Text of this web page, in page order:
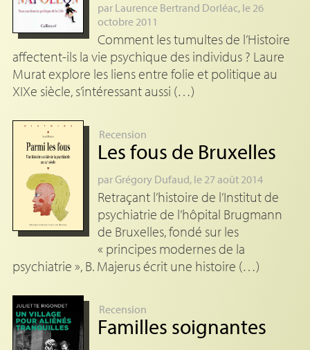
par Laurence Bertrand Dorléac, le 26
octobre 2011
Comment les tumultes de l’Histoire
affectent-ils la vie psychique des individus ? Laure
Murat explore les liens entre folie et politique au
XIXe siècle, s’intéressant aussi (…)
Recension
Les fous de Bruxelles
parGrégory Dufaud, le 27 août 2014
Retraçant l’histoire de l’Institut de
psychiatrie de l’hôpital Brugmann
de Bruxelles, fondé sur les
« principes modernes de la
psychiatrie », B. Majerus écrit une histoire (…)
Recension
Familles soignantes